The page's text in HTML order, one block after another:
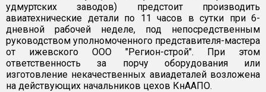
удмуртских заводов) предстоит производить
авиатехнические детали по 11 часов в сутки при 6-
дневной рабочей неделе, под непосредственным
руководством уполномоченного представителя-мастера
от ижевского ООО "Регион-строй". При этом
ответственность за порчу оборудования или
изготовление некачественных авиадеталей возложена
на действующих начальников цехов КнААПО.